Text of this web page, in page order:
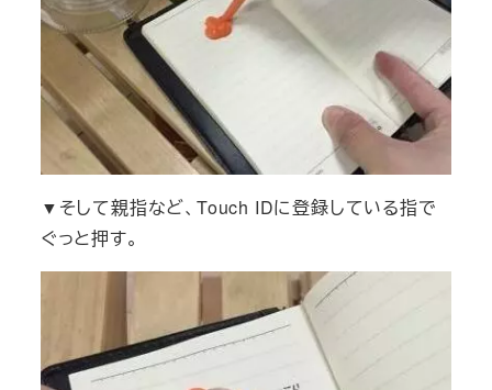
▼そして親指など、Touch IDに登録している指で
ぐっと押す。